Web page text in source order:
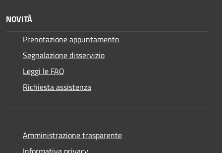
NOVITÀ
Prenotazione appuntamento
Segnalazione disservizio
Leggi le FAQ
Richiesta assistenza
Amministrazione trasparente